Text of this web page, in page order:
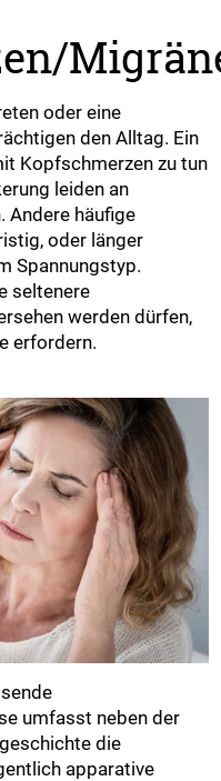
oder eine
den Alltag. Ein
Kopfschmerzen zu tun
leiden an
Andere häufige
oder länger
Spannungstyp.
seltenere
werden dürfen,
erfordern.
umfasst neben der
die
apparative